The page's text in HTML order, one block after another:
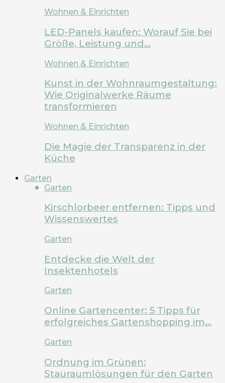
Wohnen & Einrichten
LED-Panels kaufen: Worauf Sie bei
Größe, Leistung und…
Wohnen & Einrichten
Kunst in der Wohnraumgestaltung:
Wie Originalwerke Räume
transformieren
Wohnen & Einrichten
Die Magie der Transparenz in der
Küche
Garten
Garten
Kirschlorbeer entfernen: Tipps und
Wissenswertes
Garten
Entdecke die Welt der
Insektenhotels
Garten
Online Gartencenter: 5 Tipps für
erfolgreiches Gartenshopping im…
Garten
Ordnung im Grünen:
Stauraumlösungen für den Garten